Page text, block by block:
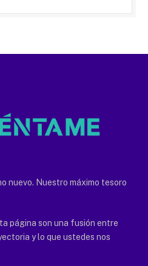
nuevo. Nuestro máximo tesoro
página son una fusión entre
y lo que ustedes nos